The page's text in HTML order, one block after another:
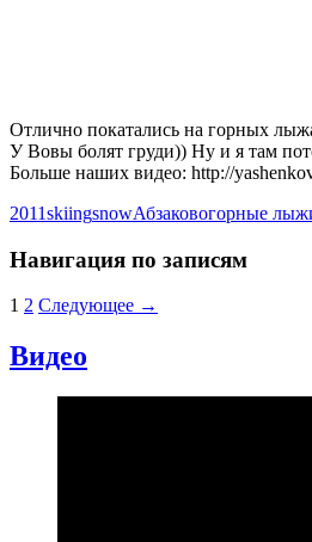
Отлично покатались на горных
У Вовы болят груди)) Ну и я там
Больше наших видео: http://
2011skiingsnowАбзаковогорные
Навигация по записям
1 2 Следующее →
Видео